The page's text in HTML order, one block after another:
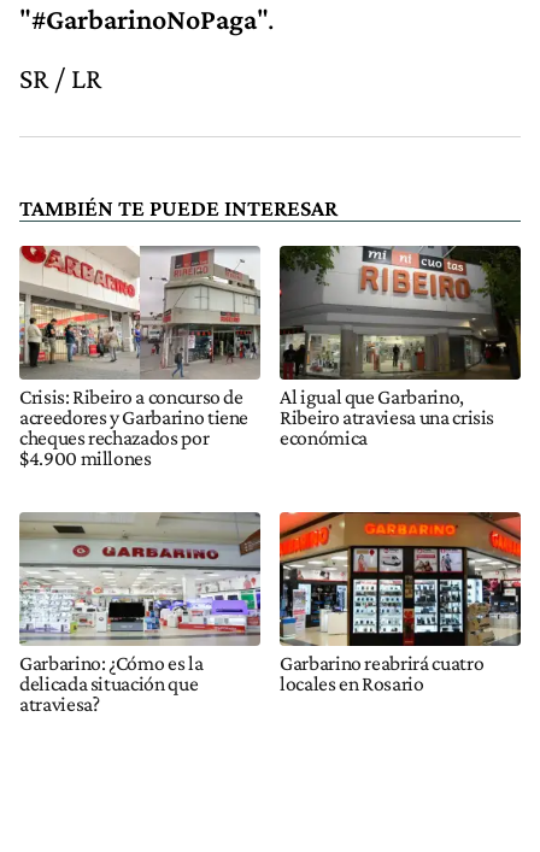
"#GarbarinoNoPaga".
SR / LR
TAMBIÉN TE PUEDE INTERESAR
Crisis: Ribeiro a concurso de
acreedores y Garbarino tiene
cheques rechazados por
$4.900 millones
Al igual que Garbarino,
Ribeiro atraviesa una crisis
económica
Garbarino: ¿Cómo es la
delicada situación que
atraviesa?
Garbarino reabrirá cuatro
locales en Rosario